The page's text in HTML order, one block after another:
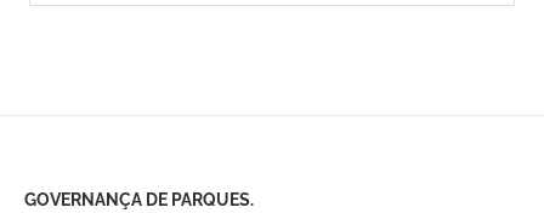
GOVERNANÇA DE PARQUES.